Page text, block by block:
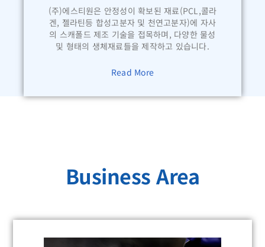
(주)에스티원은 안정성이 확보된 재료(PCL,콜라
겐, 젤라틴등 합성고분자 및 천연고분자)에 자사
의 스캐폴드 제조 기술을 접목하며, 다양한 물성
및 형태의 생체재료들을 제작하고 있습니다.
Read More
Business Area